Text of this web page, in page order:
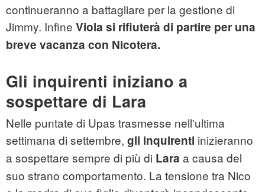
continueranno a battagliare per la gestione di
Jimmy. Infine Viola si rifiuterà di partire per una
breve vacanza con Nicotera.
Gli inquirenti iniziano a
sospettare di Lara
Nelle puntate di Upas trasmesse nell'ultima
settimana di settembre, gli inquirenti inizieranno
a sospettare sempre di più di Lara a causa del
suo strano comportamento. La tensione tra Nico